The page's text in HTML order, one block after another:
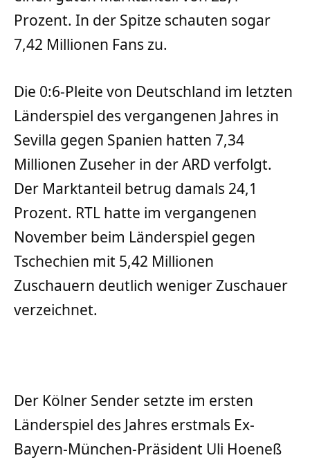
Prozent. In der Spitze schauten sogar
7,42 Millionen Fans zu.
Die 0:6-Pleite von Deutschland im letzten
Länderspiel des vergangenen Jahres in
Sevilla gegen Spanien hatten 7,34
Millionen Zuseher in der ARD verfolgt.
Der Marktanteil betrug damals 24,1
Prozent. RTL hatte im vergangenen
November beim Länderspiel gegen
Tschechien mit 5,42 Millionen
Zuschauern deutlich weniger Zuschauer
verzeichnet.
Der Kölner Sender setzte im ersten
Länderspiel des Jahres erstmals Ex-
Bayern-München-Präsident Uli Hoeneß